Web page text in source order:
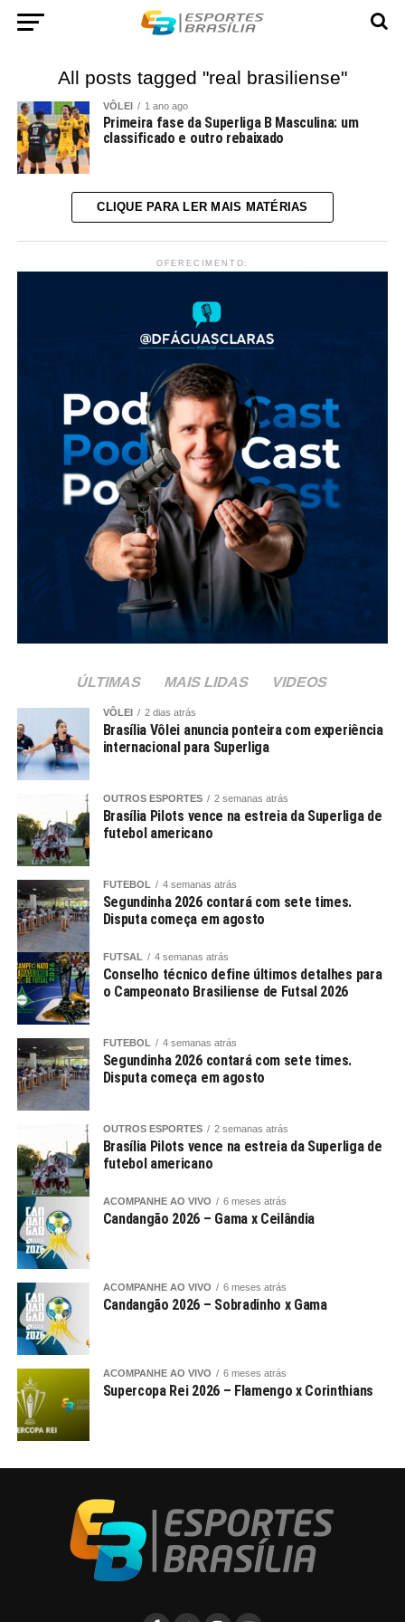
All posts tagged "real brasiliense"
VÔLEI 1 ano ago
Primeira fase da Superliga B Masculina: um
classificado e outro rebaixado
CLIQUE PARA LER MAIS MATÉRIAS
OFERECIMENTO:
ÚLTIMAS MAIS LIDAS VIDEOS
VÔLEI 2 dias atrás
Brasília Vôlei anuncia ponteira com experiência
internacional para Superliga
OUTROS ESPORTES 2 semanas atrás
Brasília Pilots vence na estreia da Superliga de
futebol americano
FUTEBOL 4 semanas atrás
Segundinha 2026 contará com sete times.
Disputa começa em agosto
FUTSAL 4 semanas atrás
Conselho técnico define últimos detalhes para
o Campeonato Brasiliense de Futsal 2026
FUTEBOL 4 semanas atrás
Segundinha 2026 contará com sete times.
Disputa começa em agosto
OUTROS ESPORTES 2 semanas atrás
Brasília Pilots vence na estreia da Superliga de
futebol americano
ACOMPANHE AO VIVO 6 meses atrás
Candangão 2026 – Gama x Ceilândia
ACOMPANHE AO VIVO 6 meses atrás
Candangão 2026 – Sobradinho x Gama
ACOMPANHE AO VIVO 6 meses atrás
Supercopa Rei 2026 – Flamengo x Corinthians